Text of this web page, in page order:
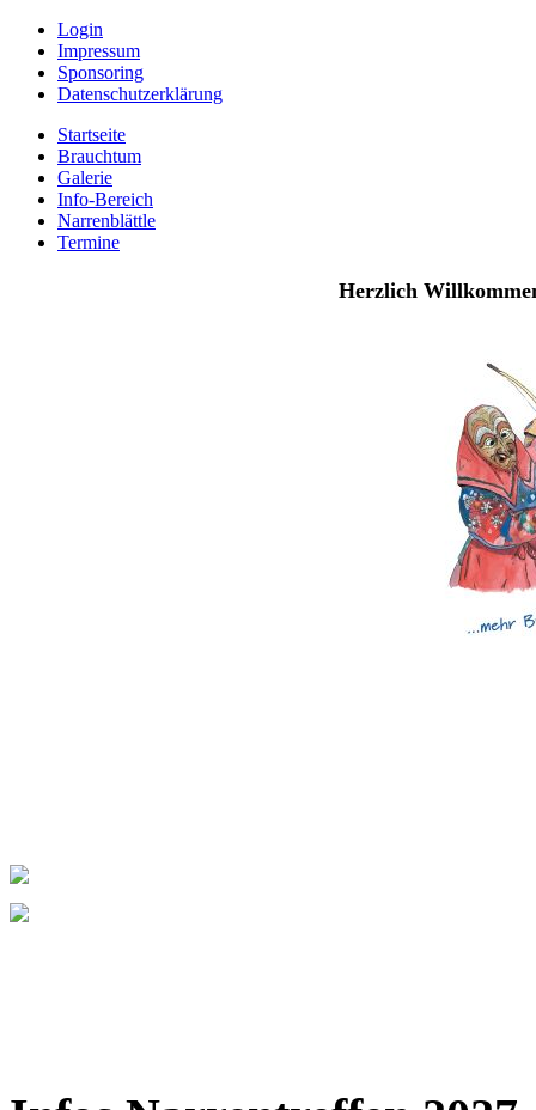
Login
Impressum
Sponsoring
Datenschutzerklärung
Startseite
Brauchtum
Galerie
Info-Bereich
Narrenblättle
Termine
Herzlich